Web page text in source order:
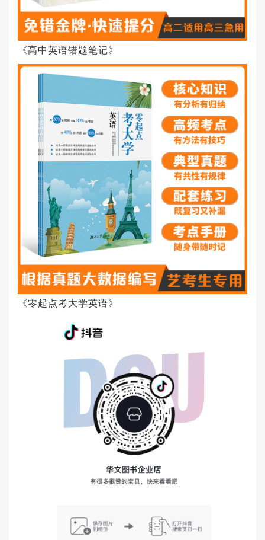
《高中英语错题笔记》
《零起点考大学英语》